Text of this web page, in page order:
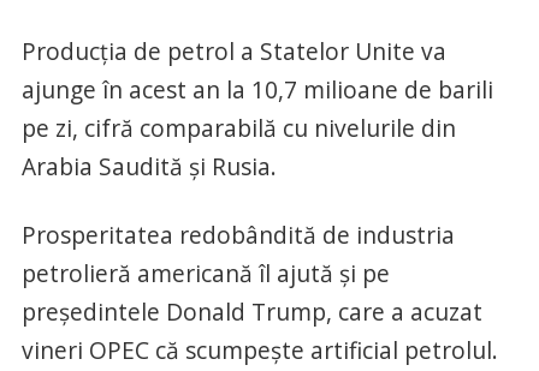
Producţia de petrol a Statelor Unite va
ajunge în acest an la 10,7 milioane de barili
pe zi, cifră comparabilă cu nivelurile din
Arabia Saudită şi Rusia.
Prosperitatea redobândită de industria
petrolieră americană îl ajută şi pe
preşedintele Donald Trump, care a acuzat
vineri OPEC că scumpeşte artificial petrolul.